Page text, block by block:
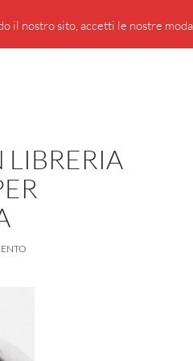
DI GIUSEPPE BORSOI
LIBRERIA
il nostro sito, accetti le nostre